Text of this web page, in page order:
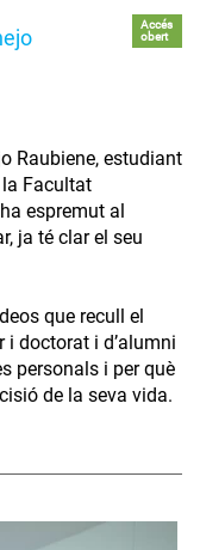
Accés
obert
Raubiene, estudiant
Facultat
espremut al
ja té clar el seu
que recull el
i doctorat i d’alumni
personals i per què
de la seva vida.